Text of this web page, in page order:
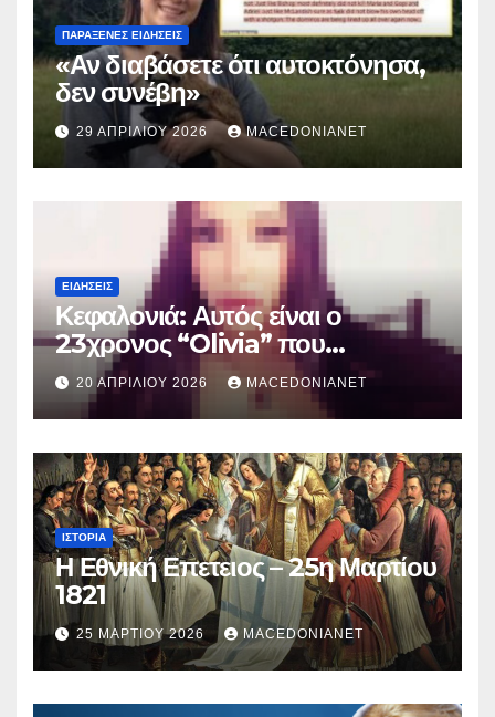
ΠΑΡΆΞΕΝΕΣ ΕΙΔΉΣΕΙΣ
«Αν διαβάσετε ότι αυτοκτόνησα,
δεν συνέβη»
29 ΑΠΡΙΛΊΟΥ 2026 MACEDONIANET
ΕΙΔΉΣΕΙΣ
Κεφαλονιά: Αυτός είναι ο
23χρονος “Olivia” που
κατηγορείται για τον θάνατο της
Μυρτούς
20 ΑΠΡΙΛΊΟΥ 2026 MACEDONIANET
ΙΣΤΟΡΊΑ
Η Εθνική Επετειος – 25η Μαρτίου
1821
25 ΜΑΡΤΊΟΥ 2026 MACEDONIANET